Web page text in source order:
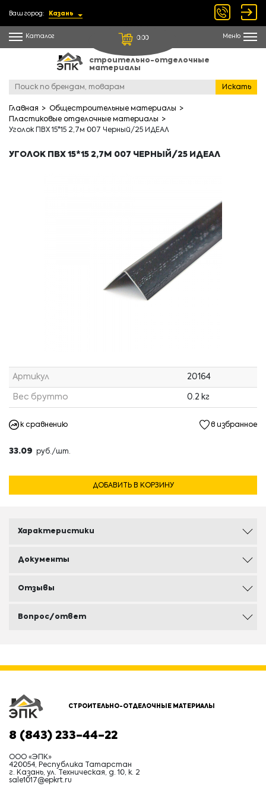
Ваш город: Казань
Каталог 0.00 Меню
строительно-отделочные
материалы
Искать
Главная
Общестроительные материалы
Пластиковые отделочные материалы
Уголок ПВХ 15*15 2,7м 007 Черный/25 ИДЕАЛ
УГОЛОК ПВХ 15*15 2,7М 007 ЧЕРНЫЙ/25 ИДЕАЛ
Артикул 20164
Вес брутто 0.2 кг
к сравнению в избранное
33.09 руб./шт.
ДОБАВИТЬ В КОРЗИНУ
Характеристики
Документы
Отзывы
Вопрос/ответ
СТРОИТЕЛЬНО-ОТДЕЛОЧНЫЕ МАТЕРИАЛЫ
8 (843) 233-44-22
ООО «ЭПК»
420054, Республика Татарстан
г. Казань, ул. Техническая, д. 10, к. 2
sale1017@epkrt.ru